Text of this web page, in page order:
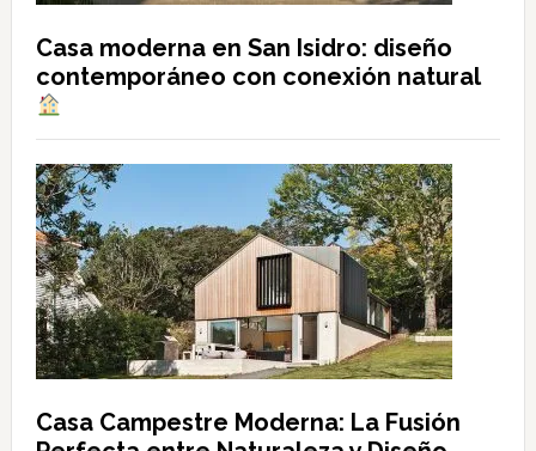
Casa moderna en San Isidro: diseño
contemporáneo con conexión natural
Casa Campestre Moderna: La Fusión